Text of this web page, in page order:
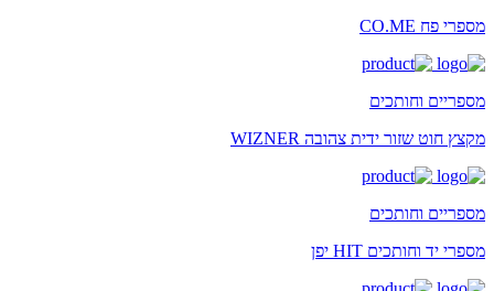
מספרי פח CO.ME
מספריים וחותכים
מקצץ חוט שזור ידית צהובה WIZNER
מספריים וחותכים
מספרי יד וחותכים HIT יפן